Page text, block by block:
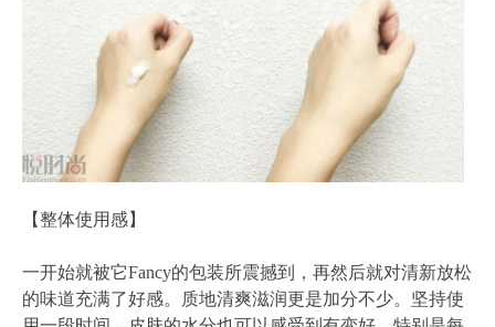
【整体使用感】
一开始就被它Fancy的包装所震撼到，再然后就对清新放松
的味道充满了好感。质地清爽滋润更是加分不少。坚持使